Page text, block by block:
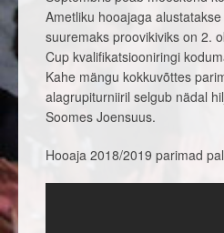
Ametliku hooajaga
suuremaks proovikiviks on 2.
Cup kvalifikatsiooniringi
Kahe mängu kokkuvõttes
alagrupiturniiril selgub nädal
Soomes Joensuus.
Hooaja 2018/2019 parimad